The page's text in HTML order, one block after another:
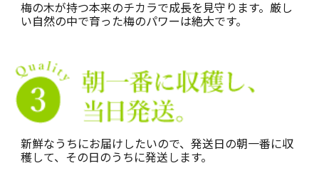
梅の木が持つ本来のチカラで成長を見守ります。厳し
い自然の中で育った梅のパワーは絶大です。
新鮮なうちにお届けしたいので、発送日の朝一番に収
穫して、その日のうちに発送します。